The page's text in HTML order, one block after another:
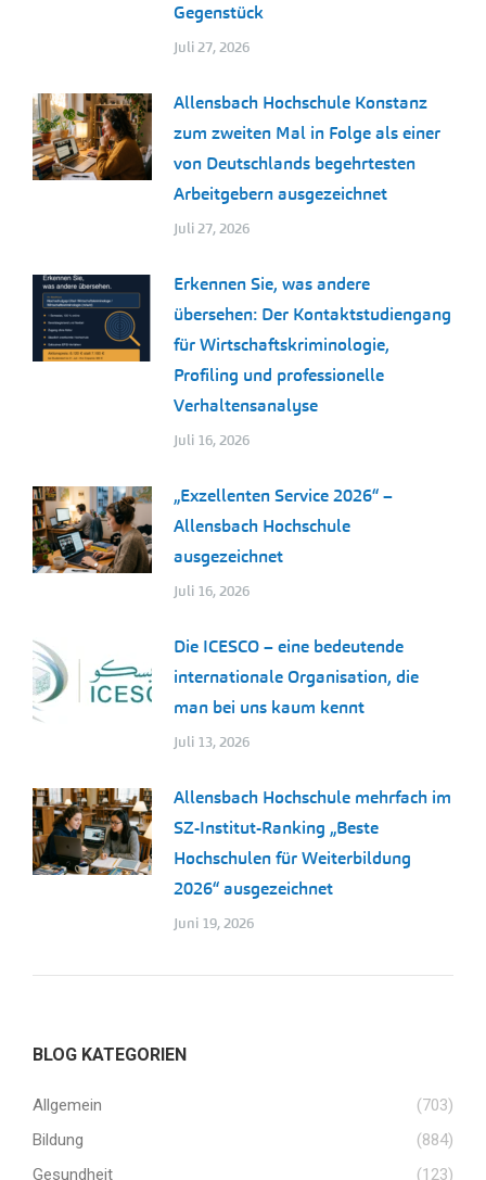
Gegenstück
Juli 27, 2026
Allensbach Hochschule Konstanz
zum zweiten Mal in Folge als einer
von Deutschlands begehrtesten
Arbeitgebern ausgezeichnet
Juli 27, 2026
Erkennen Sie, was andere
übersehen: Der Kontaktstudiengang
für Wirtschaftskriminologie,
Profiling und professionelle
Verhaltensanalyse
Juli 16, 2026
„Exzellenten Service 2026“ –
Allensbach Hochschule
ausgezeichnet
Juli 16, 2026
Die ICESCO – eine bedeutende
internationale Organisation, die
man bei uns kaum kennt
Juli 13, 2026
Allensbach Hochschule mehrfach im
SZ-Institut-Ranking „Beste
Hochschulen für Weiterbildung
2026“ ausgezeichnet
Juni 19, 2026
BLOG KATEGORIEN
Allgemein
(703)
Bildung
(884)
Gesundheit
(123)